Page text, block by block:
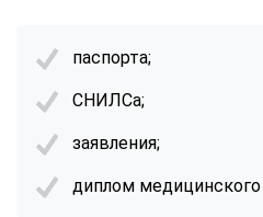
паспорта;
СНИЛСа;
заявления;
диплом медицинского